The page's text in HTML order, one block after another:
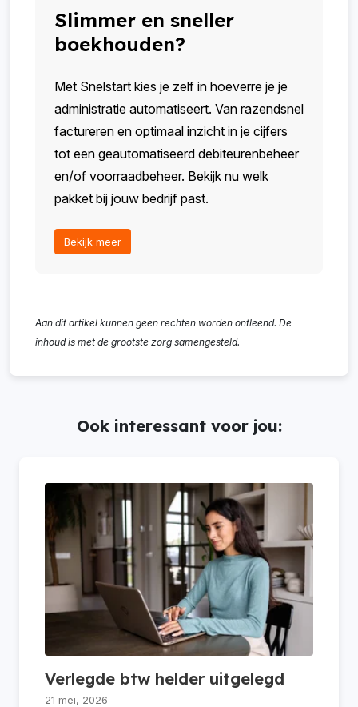
Slimmer en sneller
boekhouden?
Met Snelstart kies je zelf in hoeverre je je
administratie automatiseert. Van razendsnel
factureren en optimaal inzicht in je cijfers
tot een geautomatiseerd debiteurenbeheer
en/of voorraadbeheer. Bekijk nu welk
pakket bij jouw bedrijf past.
Bekijk meer
Aan dit artikel kunnen geen rechten worden ontleend. De
inhoud is met de grootste zorg samengesteld.
Ook interessant voor jou:
Verlegde btw helder uitgelegd
21 mei, 2026